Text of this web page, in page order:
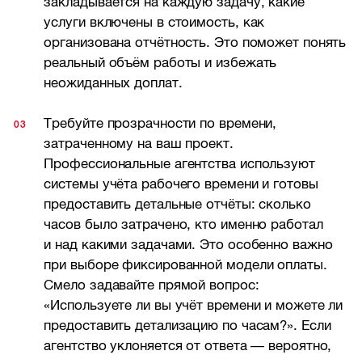
услуги включены в стоимость, как
организована отчётность. Это поможет понять
реальный объём работы и избежать
неожиданных доплат.
Требуйте прозрачности по времени,
затраченному на ваш проект.
Профессиональные агентства используют
системы учёта рабочего времени и готовы
предоставить детальные отчёты: сколько
часов было затрачено, кто именно работал
и над какими задачами. Это особенно важно
при выборе фиксированной модели оплаты.
Смело задавайте прямой вопрос:
«Используете ли вы учёт времени и можете ли
предоставить детализацию по часам?». Если
агентство уклоняется от ответа — вероятно,